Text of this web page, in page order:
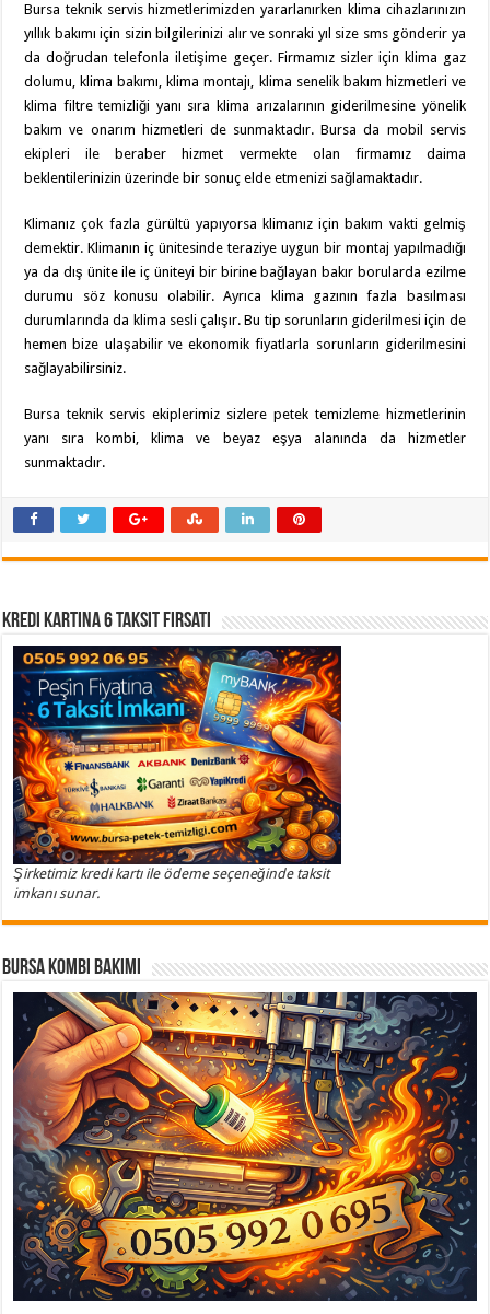
Bursa teknik servis hizmetlerimizden yararlanırken klima cihazlarınızın
yıllık bakımı için sizin bilgilerinizi alır ve sonraki yıl size sms gönderir ya
da doğrudan telefonla iletişime geçer. Firmamız sizler için klima gaz
dolumu, klima bakımı, klima montajı, klima senelik bakım hizmetleri ve
klima filtre temizliği yanı sıra klima arızalarının giderilmesine yönelik
bakım ve onarım hizmetleri de sunmaktadır. Bursa da mobil servis
ekipleri ile beraber hizmet vermekte olan firmamız daima
beklentilerinizin üzerinde bir sonuç elde etmenizi sağlamaktadır.
Klimanız çok fazla gürültü yapıyorsa klimanız için bakım vakti gelmiş
demektir. Klimanın iç ünitesinde teraziye uygun bir montaj yapılmadığı
ya da dış ünite ile iç üniteyi bir birine bağlayan bakır borularda ezilme
durumu söz konusu olabilir. Ayrıca klima gazının fazla basılması
durumlarında da klima sesli çalışır. Bu tip sorunların giderilmesi için de
hemen bize ulaşabilir ve ekonomik fiyatlarla sorunların giderilmesini
sağlayabilirsiniz.
Bursa teknik servis ekiplerimiz sizlere petek temizleme hizmetlerinin
yanı sıra kombi, klima ve beyaz eşya alanında da hizmetler
sunmaktadır.
Kredi Kartına 6 Taksit Fırsatı
Şirketimiz kredi kartı ile ödeme seçeneğinde taksit
imkanı sunar.
Bursa Kombi Bakımı